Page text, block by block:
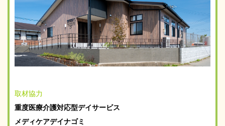
取材協力
重度医療介護対応型デイサービス
メディケアデイナゴミ